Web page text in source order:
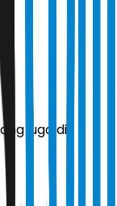
juga di